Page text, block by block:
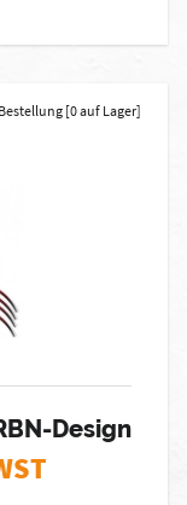
[0 auf Lager]
Design